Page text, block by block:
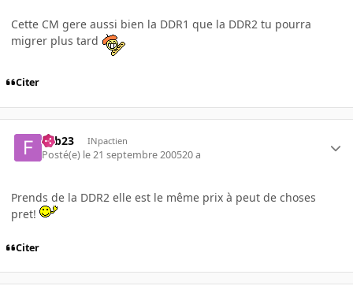
Cette CM gere aussi bien la DDR1 que la DDR2 tu pourra
migrer plus tard
Citer
Fab23 INpactien
Posté(e) le 21 septembre 200520 a
Prends de la DDR2 elle est le même prix à peut de choses
pret!
Citer